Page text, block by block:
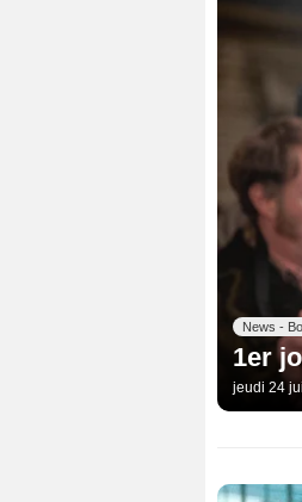
News -
1er
jeudi 24